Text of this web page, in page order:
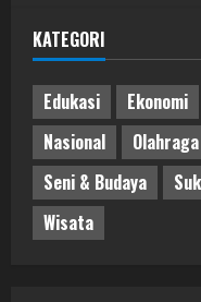
KATEGORI
Edukasi Ekonomi
Nasional
Olahraga
Seni & Budaya
Wisata